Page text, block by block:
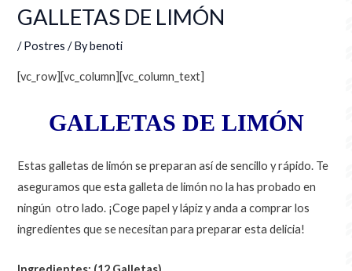
GALLETAS DE LIMÓN
/Postres / Bybenoti
[vc_row][vc_column][vc_column_text]
GALLETAS DE LIMÓN
Estas galletas de limón se preparan así de sencillo y rápido. Te
aseguramos que esta galleta de limón no la has probado en
ningún otro lado. ¡Coge papel y lápiz y anda a comprar los
ingredientes que se necesitan para preparar esta delicia!